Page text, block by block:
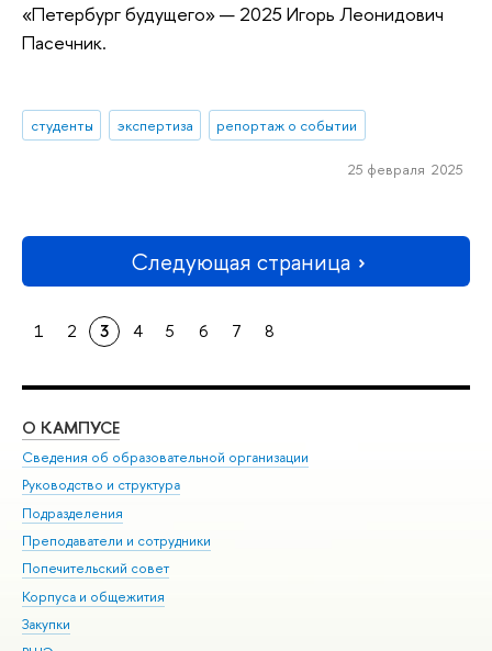
«Петербург будущего» — 2025 Игорь Леонидович
Пасечник.
студенты экспертиза репортаж о событии
25 февраля 2025
Следующая страница
1 2 3 4 5 6 7 8
О КАМПУСЕ
Сведения об образовательной организации
Руководство и структура
Подразделения
Преподаватели и сотрудники
Попечительский совет
Корпуса и общежития
Закупки